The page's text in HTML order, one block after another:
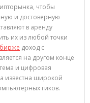
чтобы
и достоверную
в аренду
их из любой точки
доход с
на другом конце
и цифровая
известна широкой
гиков.